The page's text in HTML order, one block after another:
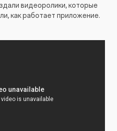
видеоролики, которые
как работает приложение.